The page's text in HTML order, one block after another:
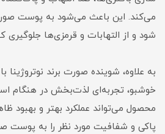
می‌کند. این باعث می‌شود به پوست
شود و از التهابات و قرمزی‌ها جلوگیری
به علاوه، شوینده صورت برند نوتروژینا
خوشبو، تجربه‌ای لذت‌بخش در هنگام
محصول می‌تواند عملکرد بهتر و بهبود
پاکی و شفافیت مورد نظر را به پوست